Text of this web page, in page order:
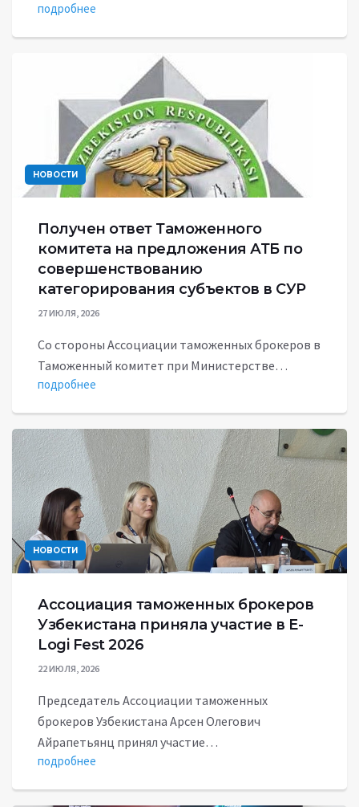
подробнее
НОВОСТИ
Получен ответ Таможенного
комитета на предложения АТБ по
совершенствованию
категорирования субъектов в СУР
27 ИЮЛЯ, 2026
Со стороны Ассоциации таможенных брокеров в
Таможенный комитет при Министерстве…
подробнее
НОВОСТИ
Ассоциация таможенных брокеров
Узбекистана приняла участие в E-
Logi Fest 2026
22 ИЮЛЯ, 2026
Председатель Ассоциации таможенных
брокеров Узбекистана Арсен Олегович
Айрапетьянц принял участие…
подробнее